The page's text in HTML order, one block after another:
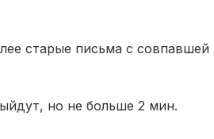
старые письма с совпавшей
но не больше 2 мин.